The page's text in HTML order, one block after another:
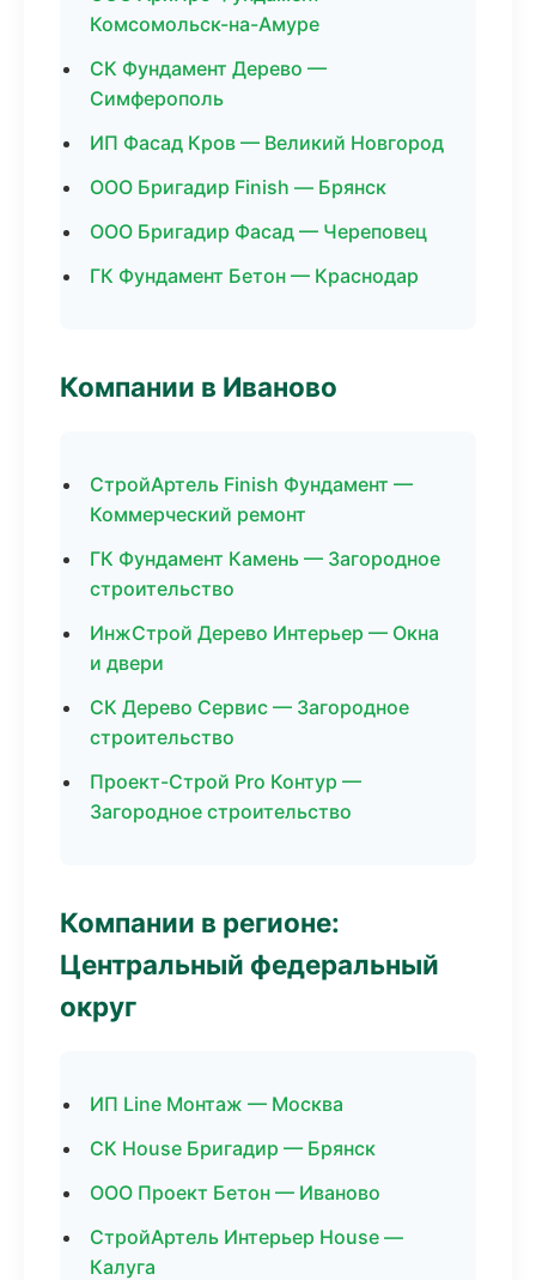
Комсомольск-на-Амуре
СК Фундамент Дерево —
Симферополь
ИП Фасад Кров — Великий Новгород
ООО Бригадир Finish — Брянск
ООО Бригадир Фасад — Череповец
ГК Фундамент Бетон — Краснодар
Компании в Иваново
СтройАртель Finish Фундамент —
Коммерческий ремонт
ГК Фундамент Камень — Загородное
строительство
ИнжСтрой Дерево Интерьер — Окна
и двери
СК Дерево Сервис — Загородное
строительство
Проект-Строй Pro Контур —
Загородное строительство
Компании в регионе:
Центральный федеральный
округ
ИП Line Монтаж — Москва
СК House Бригадир — Брянск
ООО Проект Бетон — Иваново
СтройАртель Интерьер House —
Калуга